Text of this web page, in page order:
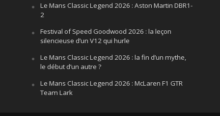
Le Mans Classic Legend 2026 : Aston Martin DBR1-
2
Festival of Speed Goodwood 2026 : la leçon
silencieuse d’un V12 qui hurle
Le Mans Classic Legend 2026 : la fin d’un mythe,
le début d’un autre ?
Le Mans Classic Legend 2026 : McLaren F1 GTR
Team Lark